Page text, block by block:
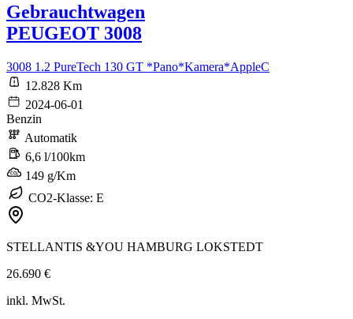
Gebrauchtwagen
PEUGEOT 3008
3008 1.2 PureTech 130 GT *Pano*Kamera*AppleC
12.828 Km
2024-06-01
Benzin
Automatik
6,6 l/100km
149 g/Km
CO2-Klasse: E
STELLANTIS &YOU HAMBURG LOKSTEDT
26.690 €
inkl. MwSt.